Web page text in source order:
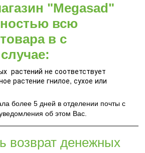
"Megasad"
всю
в с
растений не соответствует
растение гнилое, сухое или
более 5 дней в отделении почты с
об этом Вас.
возврат денежных